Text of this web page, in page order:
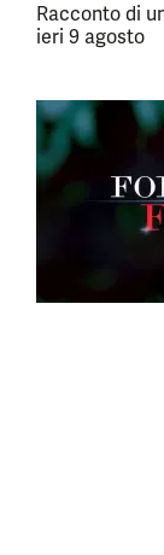
Racconto di
ieri 9 agosto